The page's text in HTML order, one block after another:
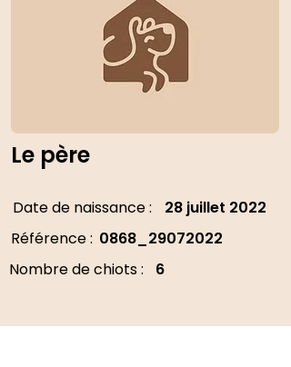
Le père
Date de naissance :
28 juillet 2022
Référence : 0868_29072022
Nombre de chiots :
6